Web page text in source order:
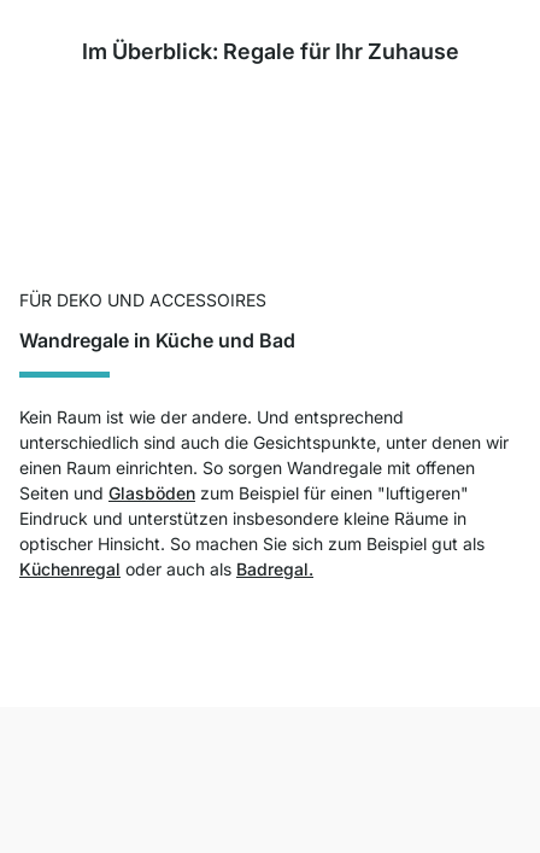
Im Überblick: Regale für Ihr Zuhause
FÜR DEKO UND ACCESSOIRES
Wandregale in Küche und Bad
Kein Raum ist wie der andere. Und entsprechend
unterschiedlich sind auch die Gesichtspunkte, unter denen wir
einen Raum einrichten. So sorgen Wandregale mit offenen
Seiten und Glasböden zum Beispiel für einen "luftigeren"
Eindruck und unterstützen insbesondere kleine Räume in
optischer Hinsicht. So machen Sie sich zum Beispiel gut als
Küchenregal oder auch als Badregal.